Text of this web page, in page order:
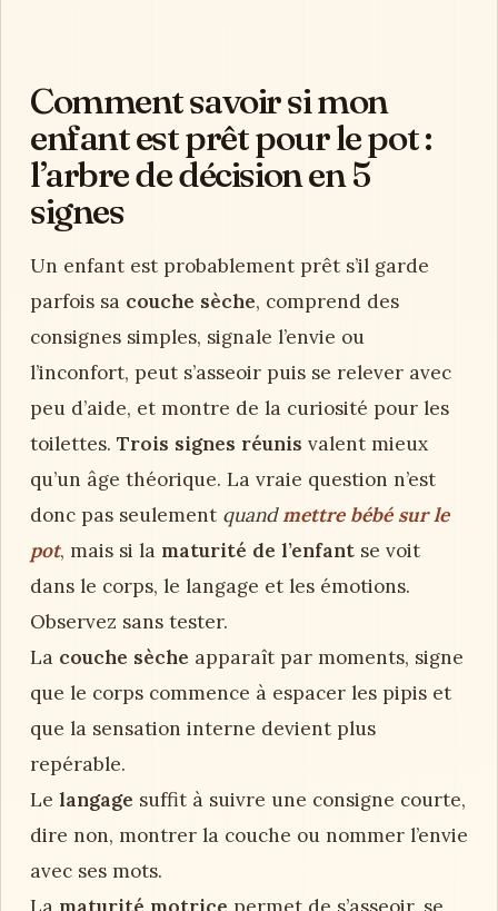
Comment savoir si mon
enfant est prêt pour le pot :
l’arbre de décision en 5
signes
Un enfant est probablement prêt s’il garde
parfois sa couche sèche, comprend des
consignes simples, signale l’envie ou
l’inconfort, peut s’asseoir puis se relever avec
peu d’aide, et montre de la curiosité pour les
toilettes. Trois signes réunis valent mieux
qu’un âge théorique. La vraie question n’est
donc pas seulement quandmettre bébé sur le
pot, mais si la maturité de l’enfant se voit
dans le corps, le langage et les émotions.
Observez sans tester.
La couche sèche apparaît par moments, signe
que le corps commence à espacer les pipis et
que la sensation interne devient plus
repérable.
Le langage suffit à suivre une consigne courte,
dire non, montrer la couche ou nommer l’envie
avec ses mots.